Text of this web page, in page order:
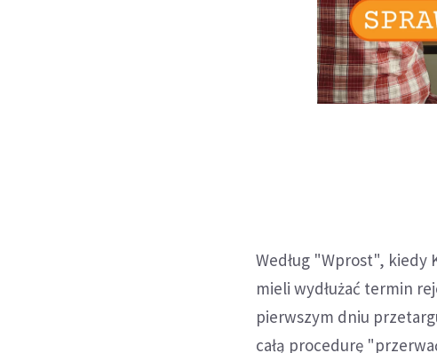
Według "Wprost", kiedy
mieli wydłużać termin
pierwszym dniu
całą procedurę